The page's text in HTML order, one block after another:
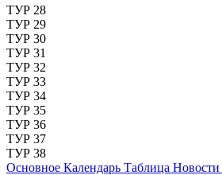
ТУР 28
ТУР 29
ТУР 30
ТУР 31
ТУР 32
ТУР 33
ТУР 34
ТУР 35
ТУР 36
ТУР 37
ТУР 38
Основное Календарь Таблица Новости